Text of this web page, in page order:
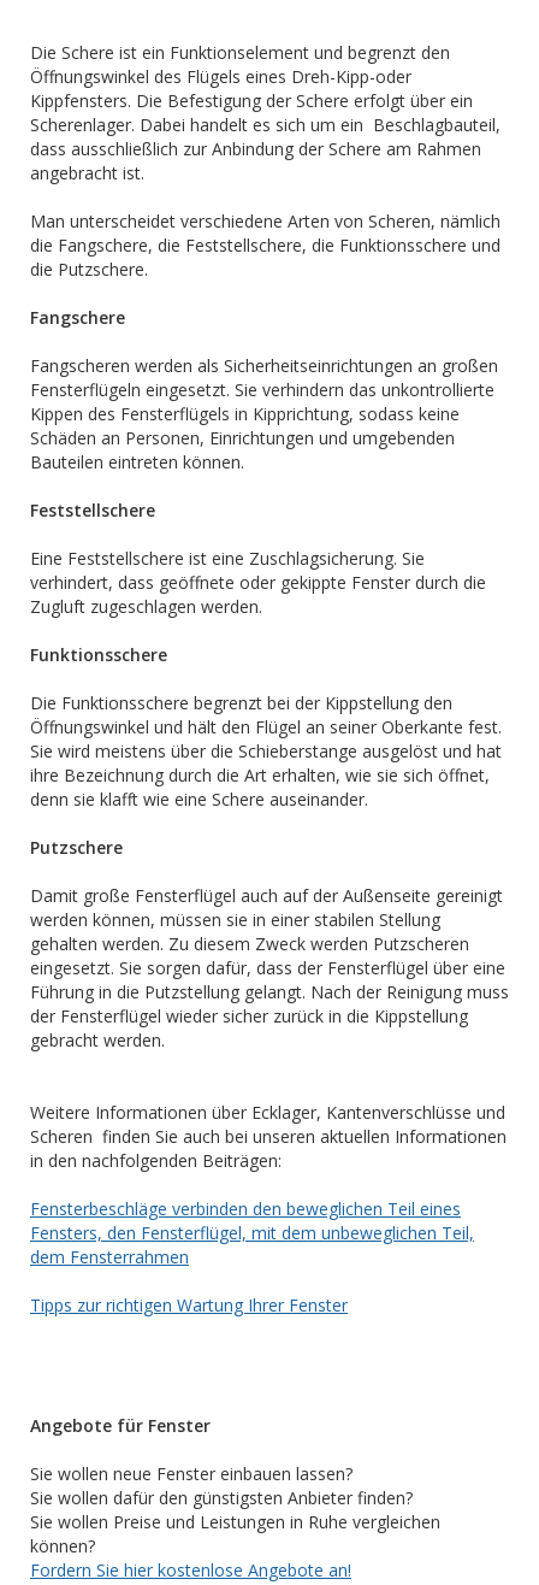
Die Schere ist ein Funktionselement und begrenzt den
Öffnungswinkel des Flügels eines Dreh-Kipp-oder
Kippfensters. Die Befestigung der Schere erfolgt über ein
Scherenlager. Dabei handelt es sich um ein Beschlagbauteil,
dass ausschließlich zur Anbindung der Schere am Rahmen
angebracht ist.
Man unterscheidet verschiedene Arten von Scheren, nämlich
die Fangschere, die Feststellschere, die Funktionsschere und
die Putzschere.
Fangschere
Fangscheren werden als Sicherheitseinrichtungen an großen
Fensterflügeln eingesetzt. Sie verhindern das unkontrollierte
Kippen des Fensterflügels in Kipprichtung, sodass keine
Schäden an Personen, Einrichtungen und umgebenden
Bauteilen eintreten können.
Feststellschere
Eine Feststellschere ist eine Zuschlagsicherung. Sie
verhindert, dass geöffnete oder gekippte Fenster durch die
Zugluft zugeschlagen werden.
Funktionsschere
Die Funktionsschere begrenzt bei der Kippstellung den
Öffnungswinkel und hält den Flügel an seiner Oberkante fest.
Sie wird meistens über die Schieberstange ausgelöst und hat
ihre Bezeichnung durch die Art erhalten, wie sie sich öffnet,
denn sie klafft wie eine Schere auseinander.
Putzschere
Damit große Fensterflügel auch auf der Außenseite gereinigt
werden können, müssen sie in einer stabilen Stellung
gehalten werden. Zu diesem Zweck werden Putzscheren
eingesetzt. Sie sorgen dafür, dass der Fensterflügel über eine
Führung in die Putzstellung gelangt. Nach der Reinigung muss
der Fensterflügel wieder sicher zurück in die Kippstellung
gebracht werden.
Weitere Informationen über Ecklager, Kantenverschlüsse und
Scheren finden Sie auch bei unseren aktuellen Informationen
in den nachfolgenden Beiträgen:
Fensterbeschläge verbinden den beweglichen Teil eines
Fensters, den Fensterflügel, mit dem unbeweglichen Teil,
dem Fensterrahmen
Tipps zur richtigen Wartung Ihrer Fenster
Angebote für Fenster
Sie wollen neue Fenster einbauen lassen?
Sie wollen dafür den günstigsten Anbieter finden?
Sie wollen Preise und Leistungen in Ruhe vergleichen
können?
Fordern Sie hier kostenlose Angebote an!